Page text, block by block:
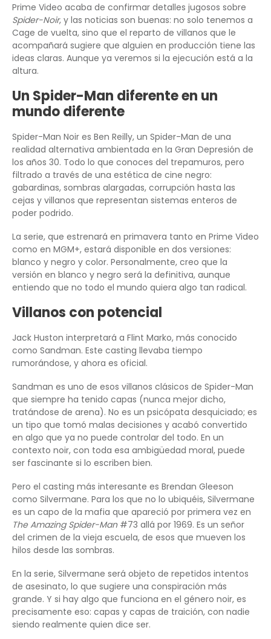
Prime Video acaba de confirmar detalles jugosos sobre
Spider-Noir, y las noticias son buenas: no solo tenemos a
Cage de vuelta, sino que el reparto de villanos que le
acompañará sugiere que alguien en producción tiene las
ideas claras. Aunque ya veremos si la ejecución está a la
altura.
Un Spider-Man diferente en un
mundo diferente
Spider-Man Noir es Ben Reilly, un Spider-Man de una
realidad alternativa ambientada en la Gran Depresión de
los años 30. Todo lo que conoces del trepamuros, pero
filtrado a través de una estética de cine negro:
gabardinas, sombras alargadas, corrupción hasta las
cejas y villanos que representan sistemas enteros de
poder podrido.
La serie, que estrenará en primavera tanto en Prime Video
como en MGM+, estará disponible en dos versiones:
blanco y negro y color. Personalmente, creo que la
versión en blanco y negro será la definitiva, aunque
entiendo que no todo el mundo quiera algo tan radical.
Villanos con potencial
Jack Huston interpretará a Flint Marko, más conocido
como Sandman. Este casting llevaba tiempo
rumorándose, y ahora es oficial.
Sandman es uno de esos villanos clásicos de Spider-Man
que siempre ha tenido capas (nunca mejor dicho,
tratándose de arena). No es un psicópata desquiciado; es
un tipo que tomó malas decisiones y acabó convertido
en algo que ya no puede controlar del todo. En un
contexto noir, con toda esa ambigüedad moral, puede
ser fascinante si lo escriben bien.
Pero el casting más interesante es Brendan Gleeson
como Silvermane. Para los que no lo ubiquéis, Silvermane
es un capo de la mafia que apareció por primera vez en
The Amazing Spider-Man#73 allá por 1969. Es un señor
del crimen de la vieja escuela, de esos que mueven los
hilos desde las sombras.
En la serie, Silvermane será objeto de repetidos intentos
de asesinato, lo que sugiere una conspiración más
grande. Y si hay algo que funciona en el género noir, es
precisamente eso: capas y capas de traición, con nadie
siendo realmente quien dice ser.